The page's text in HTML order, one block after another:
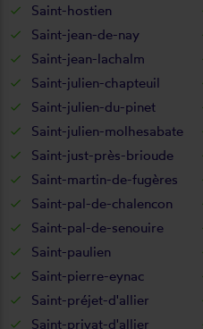
Saint-hostien
Saint-jean-de-nay
Saint-jean-lachalm
Saint-julien-chapteuil
Saint-julien-du-pinet
Saint-julien-molhesabate
Saint-just-près-brioude
Saint-martin-de-fugères
Saint-pal-de-chalencon
Saint-pal-de-senouire
Saint-paulien
Saint-pierre-eynac
Saint-préjet-d'allier
Saint-privat-d'allier